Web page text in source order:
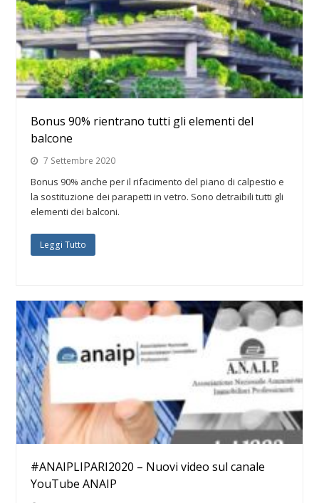
Bonus 90% rientrano tutti gli elementi del
balcone
7 Settembre 2020
Bonus 90% anche per il rifacimento del piano di calpestio e
la sostituzione dei parapetti in vetro. Sono detraibili tutti gli
elementi dei balconi.
Leggi Tutto
#ANAIPLIPARI2020 – Nuovi video sul canale
YouTube ANAIP